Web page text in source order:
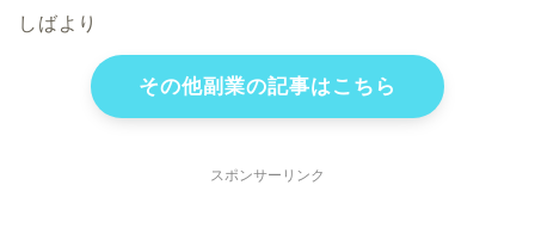
しばより
その他副業の記事はこちら
スポンサーリンク